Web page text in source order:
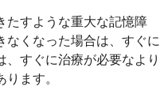
たすような重大な記憶障
なくなった場合は、すぐに
、すぐに治療が必要なより
ます。